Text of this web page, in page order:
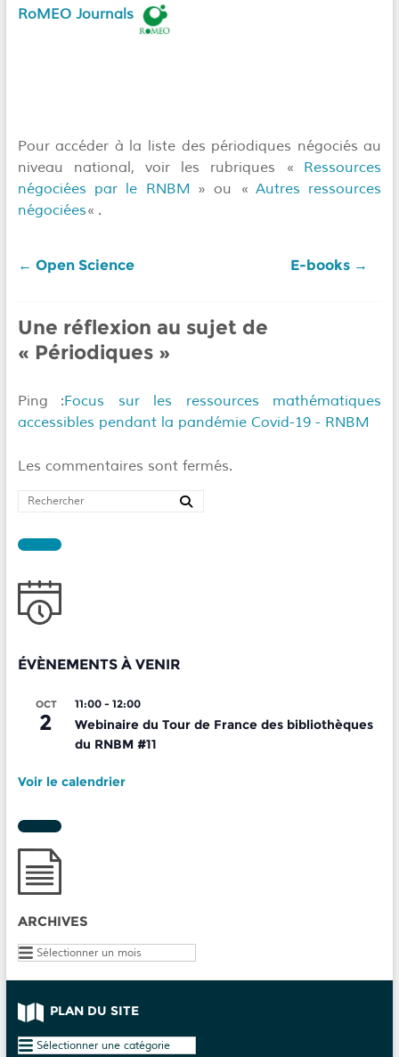
RoMEO Journals
Pour accéder à la liste des périodiques négociés au
niveau national, voir les rubriques « Ressources
négociées par le RNBM » ou « Autres ressources
négociées« .
← Open Science E-books →
Une réflexion au sujet de
« Périodiques»
Ping :Focus sur les ressources mathématiques
accessibles pendant la pandémie Covid-19 - RNBM
Les commentaires sont fermés.
ÉVÈNEMENTS À VENIR
OCT
2
11:00- 12:00
Webinaire du Tour de France des bibliothèques
du RNBM #11
Voir le calendrier
ARCHIVES
Archives
PLAN DU SITE
Plan